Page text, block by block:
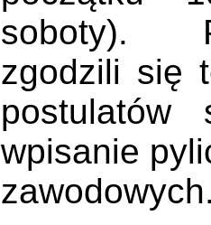
soboty).
zgodzili się
postulatów
wpisanie